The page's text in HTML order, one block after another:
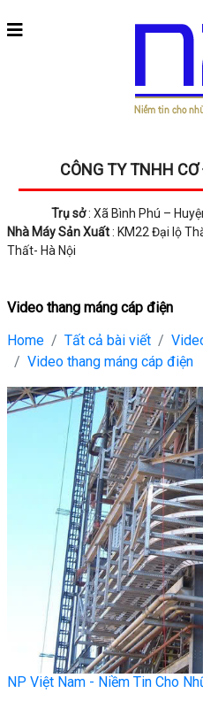
CÔNG TY TNHH
Trụ sở: Xã Bình Phú –
Nhà Máy Sản Xuất: KM22 Đại lộ
Thất- Hà Nội
Video thang máng cáp điện
Home
Tất cả bài viết
Video thang máng cáp điện
NP Việt Nam - Niềm Tin Cho